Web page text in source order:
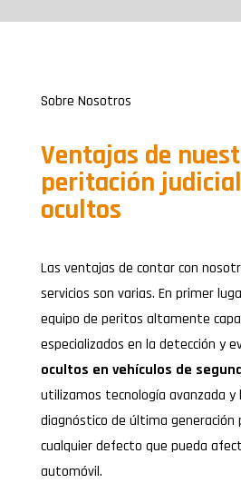
Sobre Nosotros
Ventajas de
peritación
ocultos
Las ventajas de contar con
servicios son varias. En primer
equipo de peritos altamente
especializados en la detección y
ocultos en vehículos de
utilizamos tecnología avanzada
diagnóstico de última
cualquier defecto que pueda
automóvil.